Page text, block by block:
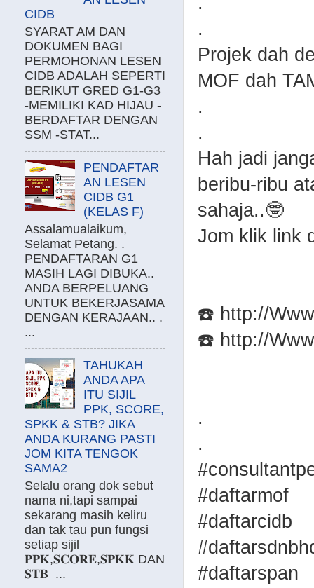
.
Projek dah
MOF dah
.
.
Hah jadi
beribu-ribu
sahaja..🤓
Jom klik link
☎️ http://
☎️ http://
.
.
#daftarmof
#daftarcidb
#daftarspan
CIDB
SYARAT AM DAN
DOKUMEN BAGI
PERMOHONAN LESEN
CIDB ADALAH SEPERTI
BERIKUT GRED G1-G3
-MEMILIKI KAD HIJAU -
BERDAFTAR DENGAN
SSM -STAT...
PENDAFTAR
AN LESEN
CIDB G1
(KELAS F)
Assalamualaikum,
Selamat Petang. .
PENDAFTARAN G1
MASIH LAGI DIBUKA..
ANDA BERPELUANG
UNTUK BEKERJASAMA
DENGAN KERAJAAN.. .
...
TAHUKAH
ANDA APA
ITU SIJIL
PPK, SCORE,
SPKK & STB? JIKA
ANDA KURANG PASTI
JOM KITA TENGOK
SAMA2
Selalu orang dok sebut
nama ni,tapi sampai
sekarang masih keliru
dan tak tau pun fungsi
setiap sijil
𝐏𝐏𝐊,𝐒𝐂𝐎𝐑𝐄,𝐒𝐏𝐊𝐊 DAN
𝐒𝐓𝐁 ...